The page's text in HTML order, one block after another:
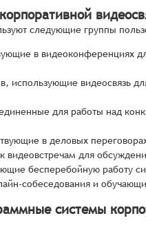
следующие группы
в видеоконференциях
видеосвязь
для работы над
в деловых
для
бесперебойную работу
собеседования и
системы